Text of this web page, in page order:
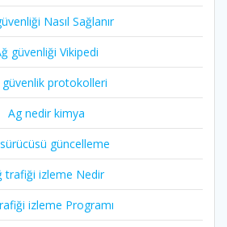
Nasıl Sağlanır
güvenliği Vikipedi
güvenlik protokolleri
Ag nedir kimya
güncelleme
trafiği izleme Nedir
izleme Programı